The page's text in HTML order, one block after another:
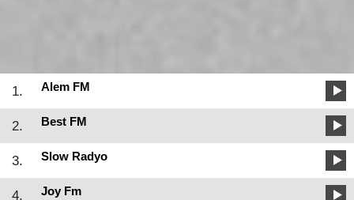
1. Alem FM
2. Best FM
3. Slow Radyo
4. Joy Fm